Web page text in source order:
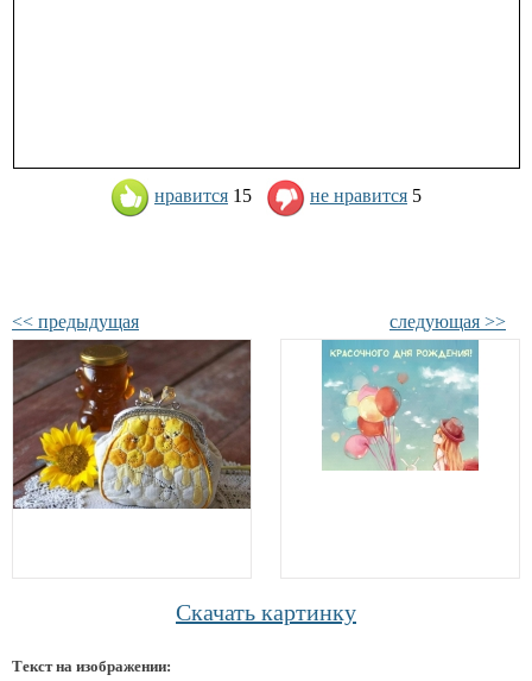
нравится 15 не нравится 5
<< предыдущая следующая >>
Скачать картинку
Текст на изображении: